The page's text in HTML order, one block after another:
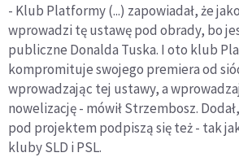
- Klub Platformy (...) zapowiadał, że
wprowadzi tę ustawę pod obrady, bo
publiczne Donalda Tuska. I oto klub
kompromituje swojego premiera od
wprowadzając tej ustawy, a
nowelizację - mówił Strzembosz.
pod projektem podpiszą się też - tak
kluby SLD i PSL.